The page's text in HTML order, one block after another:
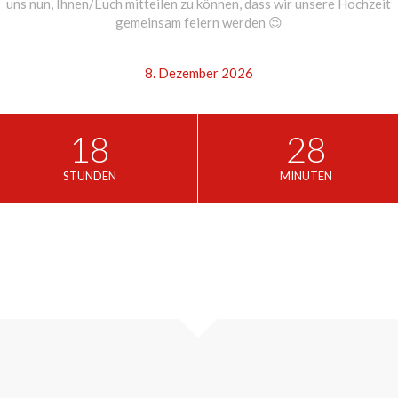
uns nun, Ihnen/Euch mitteilen zu können, dass wir unsere Hochzeit
gemeinsam feiern werden 😉
8. Dezember 2026
18
STUNDEN
28
MINUTEN